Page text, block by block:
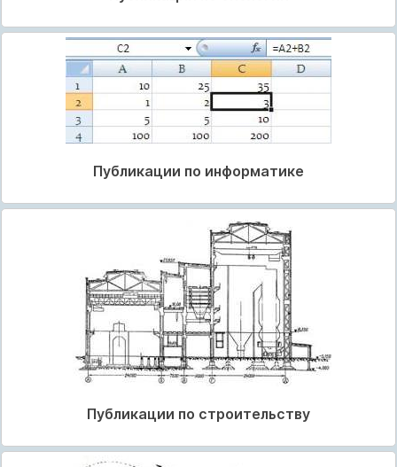
Публикации по информатике
Публикации по строительству